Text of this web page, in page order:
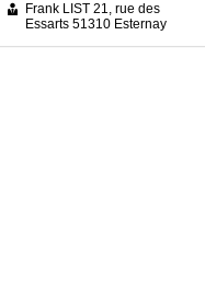
Frank LIST 21, rue des
Essarts 51310 Esternay